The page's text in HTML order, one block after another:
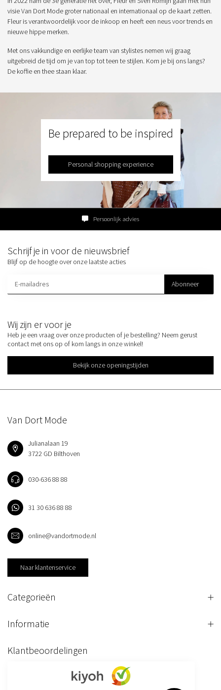
visie Van Dort Mode groter nationaal en internationaal op de kaart zetten.
Fleur is verantwoordelijk voor de inkoop en heeft een neus voor trends en
nieuwe hippe merken.
Met ons vakkundige en eerlijke team van stylistes nemen wij graag
uitgebreid de tijd om je van top tot teen te stijlen. Kom je bij ons langs?
De koffie en thee staan klaar.
Be prepared to be inspired
Personal shopping experience
Persoonlijk advies
Wij zijn er voor je
Heb je een vraag over onze producten of je bestelling? Neem gerust
contact met ons op of kom langs in onze winkel!
Bekijk onze openingstijden
Schrijf je in voor de nieuwsbrief
Blijf op de hoogte over onze laatste acties
Abonneer
Van Dort Mode
Julianalaan 19
3722 GD Bilthoven
030-636 88 88
31 30 636 88 88
online@vandortmode.nl
Naar klantenservice
Categorieën
Informatie
Klantbeoordelingen